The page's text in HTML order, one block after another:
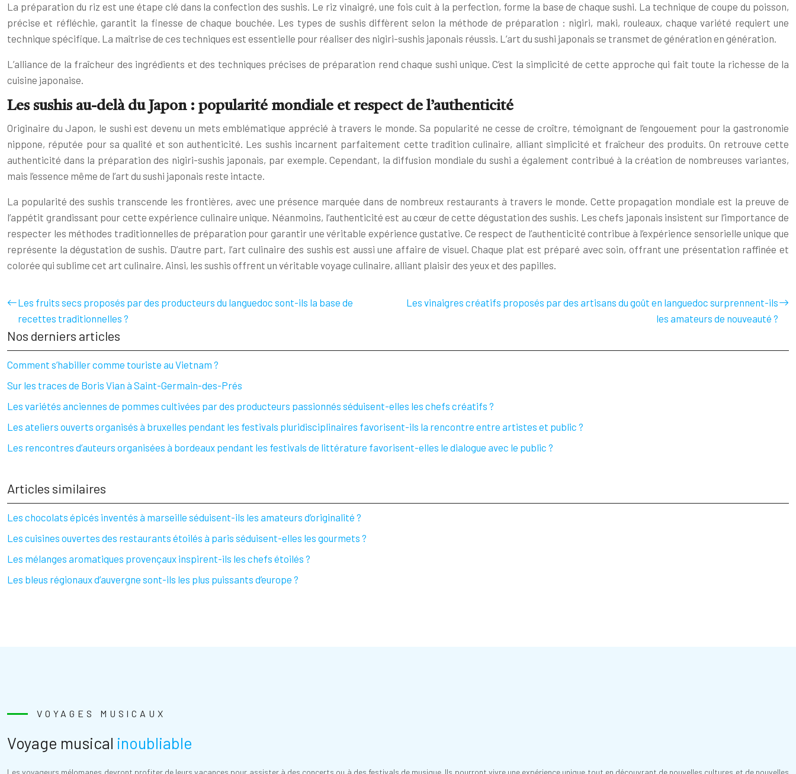
La préparation du riz est une étape clé dans la confection des sushis. Le riz vinaigré, une fois cuit à la perfection, forme la base de chaque sushi. La technique de coupe du poisson,
précise et réfléchie, garantit la finesse de chaque bouchée. Les types de sushis diffèrent selon la méthode de préparation : nigiri, maki, rouleaux, chaque variété requiert une
technique spécifique. La maîtrise de ces techniques est essentielle pour réaliser des nigiri-sushis japonais réussis. L’art du sushi japonais se transmet de génération en génération.
L’alliance de la fraîcheur des ingrédients et des techniques précises de préparation rend chaque sushi unique. C’est la simplicité de cette approche qui fait toute la richesse de la
cuisine japonaise.
Les sushis au-delà du Japon : popularité mondiale et respect de l’authenticité
Originaire du Japon, le sushi est devenu un mets emblématique apprécié à travers le monde. Sa popularité ne cesse de croître, témoignant de l’engouement pour la gastronomie
nippone, réputée pour sa qualité et son authenticité. Les sushis incarnent parfaitement cette tradition culinaire, alliant simplicité et fraîcheur des produits. On retrouve cette
authenticité dans la préparation des nigiri-sushis japonais, par exemple. Cependant, la diffusion mondiale du sushi a également contribué à la création de nombreuses variantes,
mais l’essence même de l’art du sushi japonais reste intacte.
La popularité des sushis transcende les frontières, avec une présence marquée dans de nombreux restaurants à travers le monde. Cette propagation mondiale est la preuve de
l’appétit grandissant pour cette expérience culinaire unique. Néanmoins, l’authenticité est au cœur de cette dégustation des sushis. Les chefs japonais insistent sur l’importance de
respecter les méthodes traditionnelles de préparation pour garantir une véritable expérience gustative. Ce respect de l’authenticité contribue à l’expérience sensorielle unique que
représente la dégustation de sushis. D’autre part, l’art culinaire des sushis est aussi une affaire de visuel. Chaque plat est préparé avec soin, offrant une présentation raffinée et
colorée qui sublime cet art culinaire. Ainsi, les sushis offrent un véritable voyage culinaire, alliant plaisir des yeux et des papilles.
Les fruits secs proposés par des producteurs du languedoc sont-ils la base de
recettes traditionnelles ?
Les vinaigres créatifs proposés par des artisans du goût en languedoc surprennent-ils
les amateurs de nouveauté ?
Nos derniers articles
Comment s’habiller comme touriste au Vietnam ?
Sur les traces de Boris Vian à Saint-Germain-des-Prés
Les variétés anciennes de pommes cultivées par des producteurs passionnés séduisent-elles les chefs créatifs ?
Les ateliers ouverts organisés à bruxelles pendant les festivals pluridisciplinaires favorisent-ils la rencontre entre artistes et public ?
Les rencontres d’auteurs organisées à bordeaux pendant les festivals de littérature favorisent-elles le dialogue avec le public ?
Articles similaires
Les chocolats épicés inventés à marseille séduisent-ils les amateurs d’originalité ?
Les cuisines ouvertes des restaurants étoilés à paris séduisent-elles les gourmets ?
Les mélanges aromatiques provençaux inspirent-ils les chefs étoilés ?
Les bleus régionaux d’auvergne sont-ils les plus puissants d’europe ?
VOYAGES MUSICAUX
Voyage musical inoubliable
Les voyageurs mélomanes devront profiter de leurs vacances pour assister à des concerts ou à des festivals de musique. Ils pourront vivre une expérience unique tout en découvrant de nouvelles cultures et de nouvelles